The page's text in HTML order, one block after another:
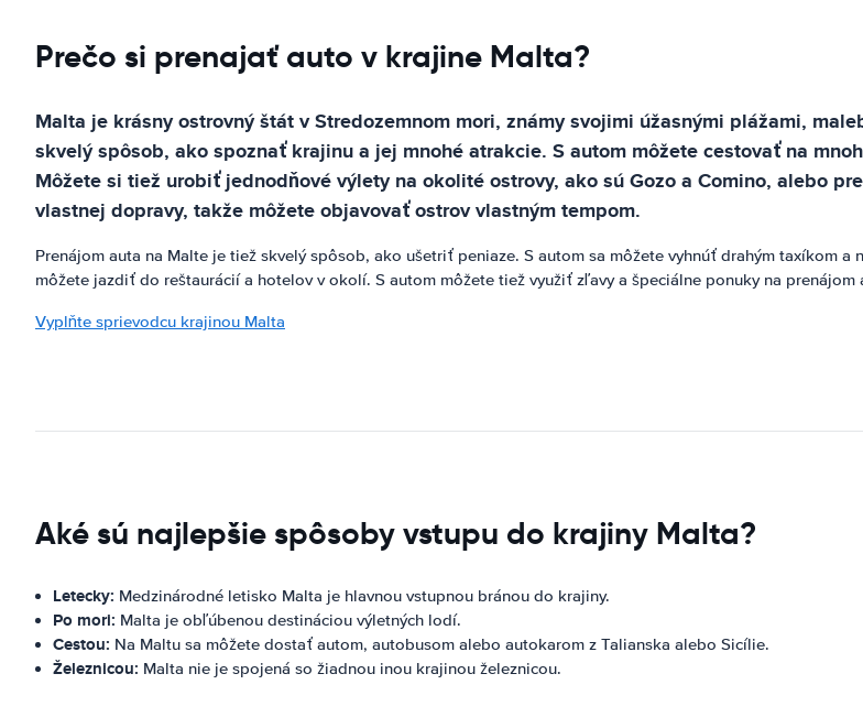
Prečo si prenajať auto v krajine Malta?
Malta je krásny ostrovný štát v Stredozemnom mori, známy svojimi úžasnými plážami,
skvelý spôsob, ako spoznať krajinu a jej mnohé atrakcie. S autom môžete cestovať na
Môžete si tiež urobiť jednodňové výlety na okolité ostrovy, ako sú Gozo a Comino, alebo
vlastnej dopravy, takže môžete objavovať ostrov vlastným tempom.
Prenájom auta na Malte je tiež skvelý spôsob, ako ušetriť peniaze. S autom sa môžete vyhnúť drahým taxíkom
môžete jazdiť do reštaurácií a hotelov v okolí. S autom môžete tiež využiť zľavy a špeciálne ponuky na
Vyplňte sprievodcu krajinou Malta
Aké sú najlepšie spôsoby vstupu do krajiny Malta?
Letecky: Medzinárodné letisko Malta je hlavnou vstupnou bránou do krajiny.
Po mori: Malta je obľúbenou destináciou výletných lodí.
Cestou: Na Maltu sa môžete dostať autom, autobusom alebo autokarom z Talianska alebo Sicílie.
Železnicou: Malta nie je spojená so žiadnou inou krajinou železnicou.